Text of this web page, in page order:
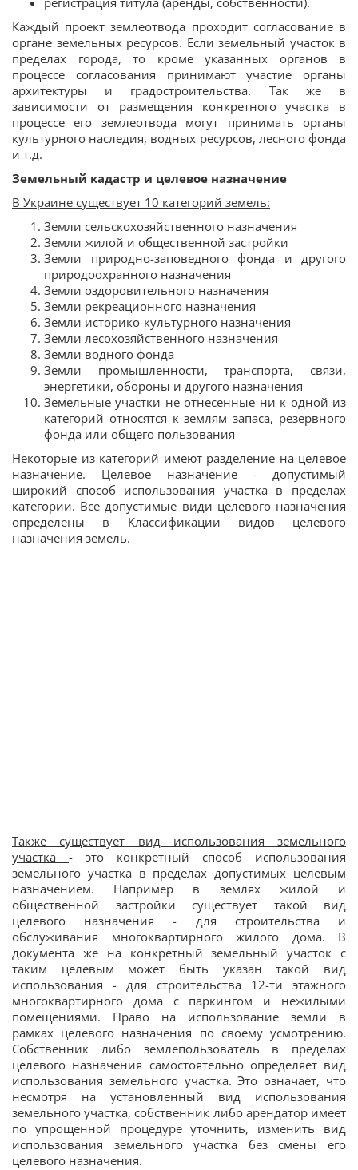
Каждый проект землеотвода проходит согласование в
органе земельных ресурсов. Если земельный участок в
пределах города, то кроме указанных органов в
процессе согласования принимают участие органы
архитектуры и градостроительства. Так же в
зависимости от размещения конкретного участка в
процессе его землеотвода могут принимать органы
культурного наследия, водных ресурсов, лесного фонда
и т.д.
Земельный кадастр и целевое назначение
В Украине существует 10 категорий земель:
Земли сельскохозяйственного назначения
Земли жилой и общественной застройки
Земли природно-заповедного фонда и другого
природоохранного назначения
Земли оздоровительного назначения
Земли рекреационного назначения
Земли историко-культурного назначения
Земли лесохозяйственного назначения
Земли водного фонда
Земли промышленности, транспорта, связи,
энергетики, обороны и другого назначения
Земельные участки не отнесенные ни к одной из
категорий относятся к землям запаса, резервного
фонда или общего пользования
Некоторые из категорий имеют разделение на целевое
назначение. Целевое назначение - допустимый
широкий способ использования участка в пределах
категории. Все допустимые види целевого назначения
определены в Классификации видов целевого
назначения земель.
Также существует вид использования земельного
участка - это конкретный способ использования
земельного участка в пределах допустимых целевым
назначением. Например в землях жилой и
общественной застройки существует такой вид
целевого назначения - для строительства и
обслуживания многоквартирного жилого дома. В
документа же на конкретный земельный участок с
таким целевым может быть указан такой вид
использования - для строительства 12-ти этажного
многоквартирного дома с паркингом и нежилыми
помещениями. Право на использование земли в
рамках целевого назначения по своему усмотрению.
Собственник либо землепользователь в пределах
целевого назначения самостоятельно определяет вид
использования земельного участка. Это означает, что
несмотря на установленный вид использования
земельного участка, собственник либо арендатор имеет
по упрощенной процедуре уточнить, изменить вид
использования земельного участка без смены его
целевого назначения.